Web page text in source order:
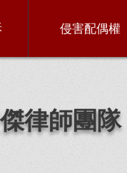
侵害配偶權
律師團隊